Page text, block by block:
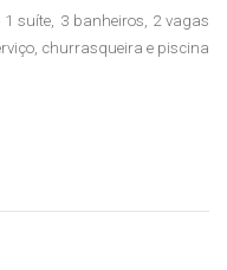
suíte, 3 banheiros, 2 vagas
churrasqueira e piscina
este apartamento é perfeito
disponível para venda por